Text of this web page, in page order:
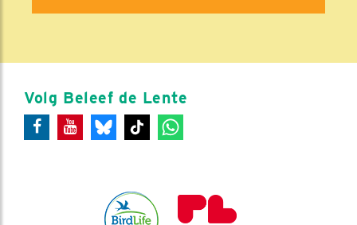
Volg Beleef de Lente